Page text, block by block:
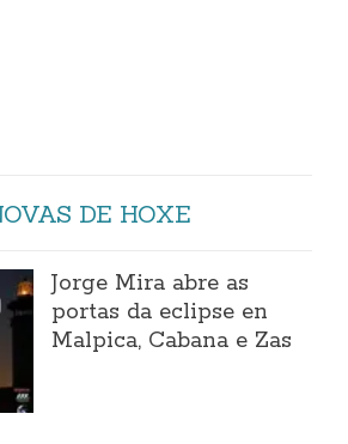
DE HOXE
Jorge Mira abre as
portas da eclipse en
Malpica, Cabana e Zas